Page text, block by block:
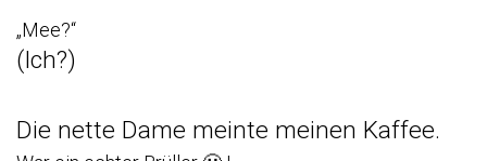
„Mee?“
(Ich?)
Die nette Dame meinte meinen Kaffee.